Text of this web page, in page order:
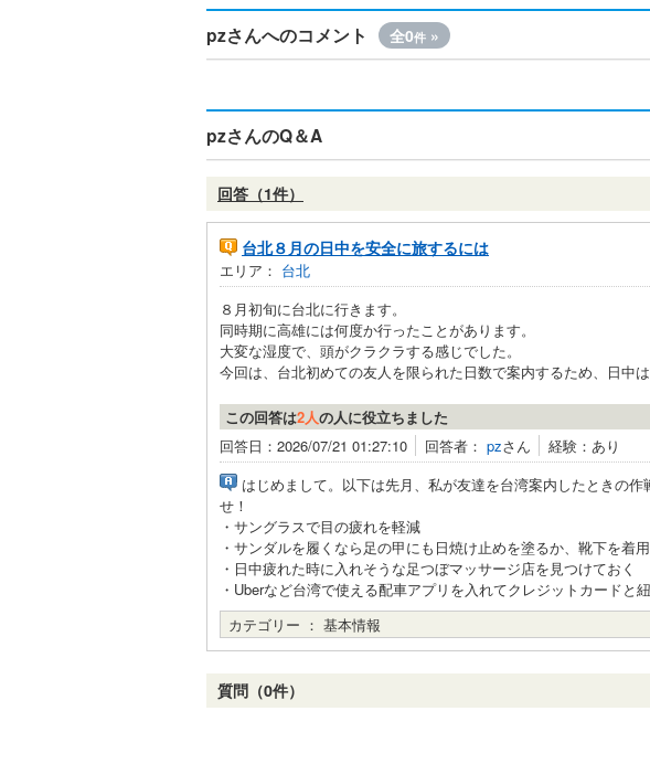
pzさんへのコメント 全0件 »
pzさんのQ＆A
回答（1件）
台北８月の日中を安全に旅するには
エリア： 台北
８月初旬に台北に行きます。
同時期に高雄には何度か行ったことがあります。
大変な湿度で、頭がクラクラする感じでした。
今回は、台北初めての友人を限られた日数で案内するため、日中
この回答は2人の人に役立ちました
回答日：2026/07/21 01:27:10
回答者： pzさん
経験：あり
はじめまして。以下は先月、私が友達を台湾案内したときの
せ！
・サングラスで目の疲れを軽減
・サンダルを履くなら足の甲にも日焼け止めを塗るか、靴下を着
・日中疲れた時に入れそうな足つぼマッサージ店を見つけておく
・Uberなど台湾で使える配車アプリを入れてクレジットカードと
カテゴリー ： 基本情報
質問（0件）